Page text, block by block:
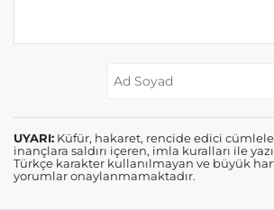
UYARI: Küfür, hakaret, rencide edici
inançlara saldırı içeren, imla kuralları ile
Türkçe karakter kullanılmayan ve büyük
yorumlar onaylanmamaktadır.